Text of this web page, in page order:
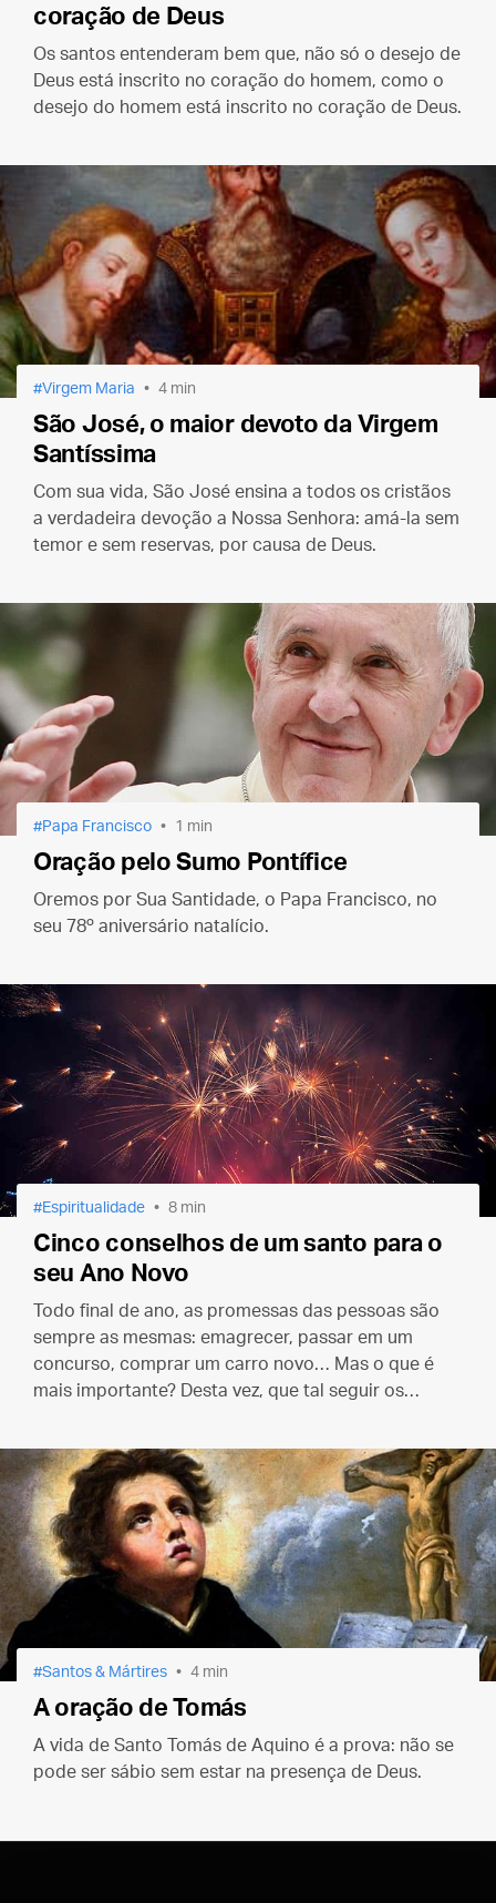
coração de Deus
Os santos entenderam bem que, não só o desejo de
Deus está inscrito no coração do homem, como o
desejo do homem está inscrito no coração de Deus.
Virgem Maria 4 min
São José, o maior devoto da Virgem
Santíssima
Com sua vida, São José ensina a todos os cristãos
a verdadeira devoção a Nossa Senhora: amá-la sem
temor e sem reservas, por causa de Deus.
Papa Francisco 1 min
Oração pelo Sumo Pontífice
Oremos por Sua Santidade, o Papa Francisco, no
seu 78º aniversário natalício.
Espiritualidade 8 min
Cinco conselhos de um santo para o
seu Ano Novo
Todo final de ano, as promessas das pessoas são
sempre as mesmas: emagrecer, passar em um
concurso, comprar um carro novo… Mas o que é
mais importante? Desta vez, que tal seguir os
Santos & Mártires 4 min
A oração de Tomás
A vida de Santo Tomás de Aquino é a prova: não se
pode ser sábio sem estar na presença de Deus.